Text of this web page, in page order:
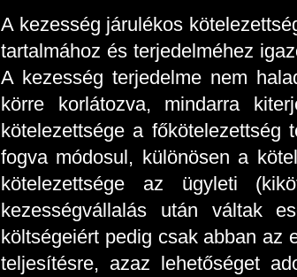
A kezesség járulékos
tartalmához és terjedelméhez
A kezesség terjedelme nem
körre korlátozva, mindarra
kötelezettsége a
fogva módosul, különösen a
kötelezettsége az ügyleti
kezességvállalás után váltak
költségeiért pedig csak abban az
teljesítésre, azaz lehetőséget